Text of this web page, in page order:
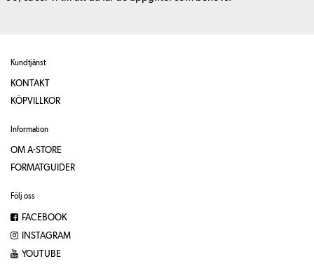
Kundtjänst
KONTAKT
KÖPVILLKOR
Information
OM A-STORE
FORMATGUIDER
Följ oss
FACEBOOK
INSTAGRAM
YOUTUBE